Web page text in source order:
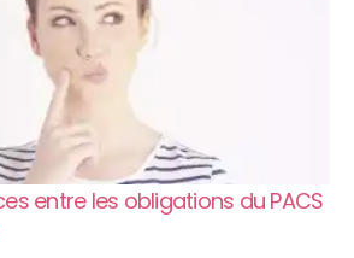
entre les obligations du PACS